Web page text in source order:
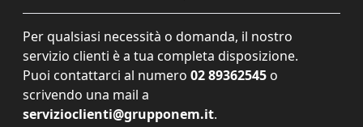
Per qualsiasi necessità o domanda, il nostro
servizio clienti è a tua completa disposizione.
Puoi contattarci al numero 02 89362545 o
scrivendo una mail a
servizioclienti@grupponem.it.